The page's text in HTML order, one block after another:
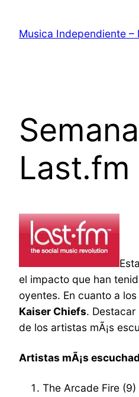
contenido
Musica Independiente –
Last.fm
el impacto que han
oyentes. En cuanto a
Kaiser Chiefs. Destacar
de los artistas mÃ¡s
Artistas mÃ¡s
The Arcade Fire (9)